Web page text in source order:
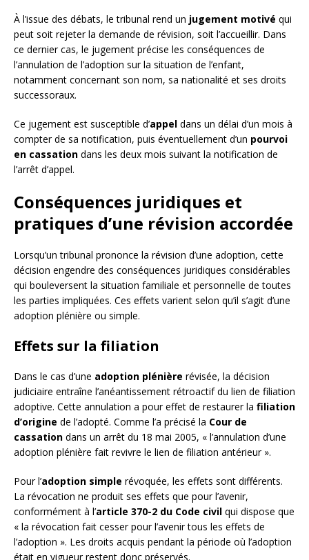
À l’issue des débats, le tribunal rend un jugement motivé qui
peut soit rejeter la demande de révision, soit l’accueillir. Dans
ce dernier cas, le jugement précise les conséquences de
l’annulation de l’adoption sur la situation de l’enfant,
notamment concernant son nom, sa nationalité et ses droits
successoraux.
Ce jugement est susceptible d’appel dans un délai d’un mois à
compter de sa notification, puis éventuellement d’un pourvoi
en cassation dans les deux mois suivant la notification de
l’arrêt d’appel.
Conséquences juridiques et
pratiques d’une révision accordée
Lorsqu’un tribunal prononce la révision d’une adoption, cette
décision engendre des conséquences juridiques considérables
qui bouleversent la situation familiale et personnelle de toutes
les parties impliquées. Ces effets varient selon qu’il s’agit d’une
adoption plénière ou simple.
Effets sur la filiation
Dans le cas d’une adoption plénière révisée, la décision
judiciaire entraîne l’anéantissement rétroactif du lien de filiation
adoptive. Cette annulation a pour effet de restaurer la filiation
d’origine de l’adopté. Comme l’a précisé la Cour de
cassation dans un arrêt du 18 mai 2005, « l’annulation d’une
adoption plénière fait revivre le lien de filiation antérieur ».
Pour l’adoption simple révoquée, les effets sont différents.
La révocation ne produit ses effets que pour l’avenir,
conformément à l’article 370-2 du Code civil qui dispose que
« la révocation fait cesser pour l’avenir tous les effets de
l’adoption ». Les droits acquis pendant la période où l’adoption
était en vigueur restent donc préservés.